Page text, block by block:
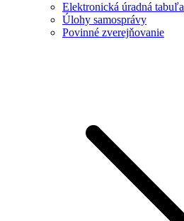
Elektronická úradná tabuľa
Úlohy samosprávy
Povinné zverejňovanie